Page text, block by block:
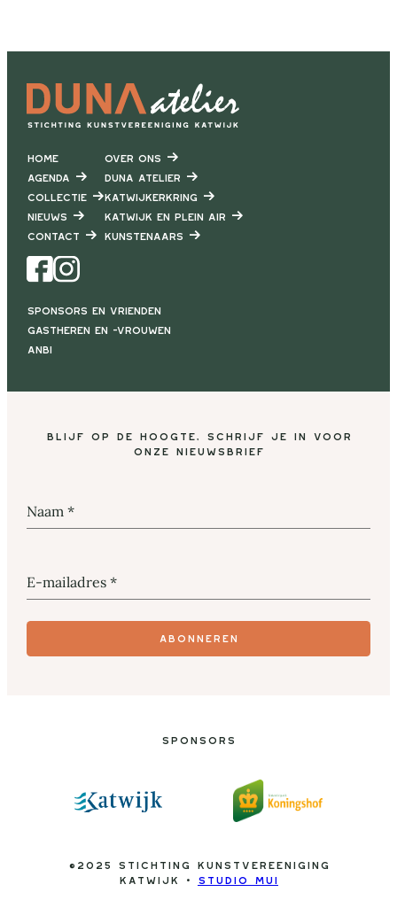
Home
Agenda
Collectie
Nieuws
Contact
Facebook Instagram
Over ons
DUNA Atelier
Katwijkerkring
Katwijk en Plein air
Kunstenaars
Sponsors en vrienden
Gastheren en -vrouwen
ANBI
Blijf op de hoogte, schrijf je in voor
onze nieuwsbrief
Naam*
E-mailadres*
Abonneren
Sponsors
©2025 Stichting Kunstvereeniging
Katwijk • Studio Mui